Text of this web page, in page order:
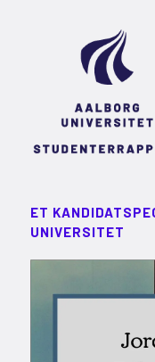
ET
UNIVERSITET